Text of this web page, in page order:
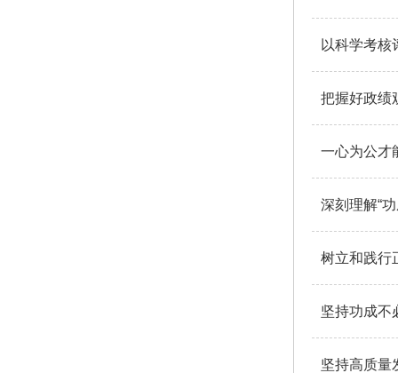
以科学考核
把握好政绩
一心为公才
深刻理解“
树立和践行
坚持功成不
坚持高质量